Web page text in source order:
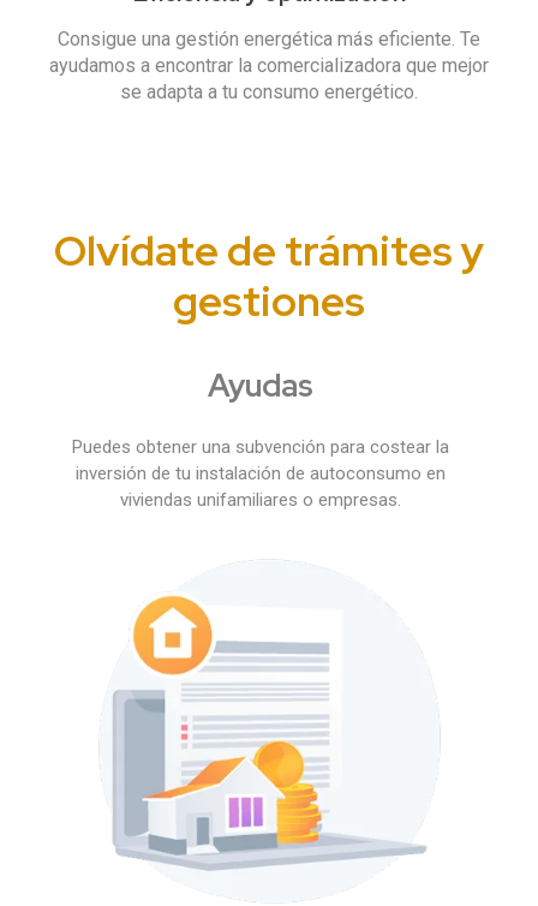
Consigue una gestión energética más eficiente. Te
ayudamos a encontrar la comercializadora que mejor
se adapta a tu consumo energético.
Olvídate de trámites y
gestiones
Ayudas
Puedes obtener una subvención para costear la
inversión de tu instalación de autoconsumo en
viviendas unifamiliares o empresas.